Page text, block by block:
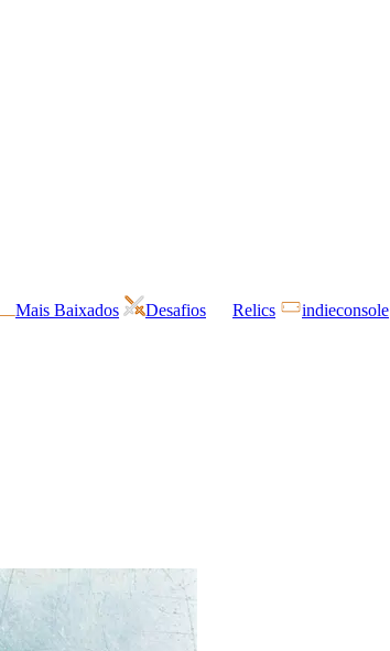
Mais Baixados Desafios Relics indieconsole